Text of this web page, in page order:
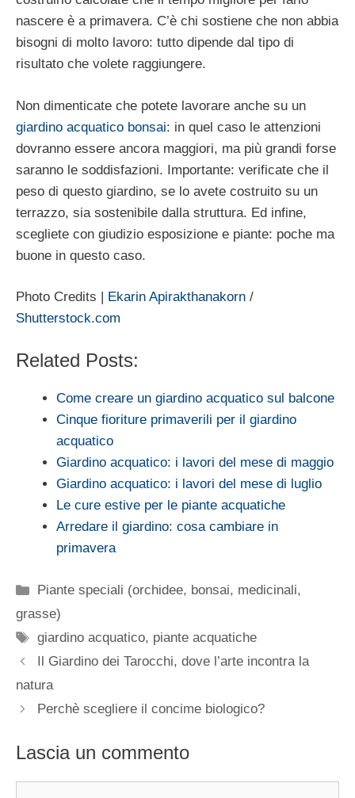
nascere è a primavera. C’è chi sostiene che non abbia
bisogni di molto lavoro: tutto dipende dal tipo di
risultato che volete raggiungere.
Non dimenticate che potete lavorare anche su un
giardino acquatico bonsai: in quel caso le attenzioni
dovranno essere ancora maggiori, ma più grandi forse
saranno le soddisfazioni. Importante: verificate che il
peso di questo giardino, se lo avete costruito su un
terrazzo, sia sostenibile dalla struttura. Ed infine,
scegliete con giudizio esposizione e piante: poche ma
buone in questo caso.
Photo Credits | Ekarin Apirakthanakorn /
Shutterstock.com
Related Posts:
Come creare un giardino acquatico sul balcone
Cinque fioriture primaverili per il giardino
acquatico
Giardino acquatico: i lavori del mese di maggio
Giardino acquatico: i lavori del mese di luglio
Le cure estive per le piante acquatiche
Arredare il giardino: cosa cambiare in
primavera
Categorie
Piante speciali (orchidee, bonsai, medicinali,
grasse)
Tag
giardino acquatico, piante acquatiche
Il Giardino dei Tarocchi, dove l’arte incontra la
natura
Perchè scegliere il concime biologico?
Lascia un commento